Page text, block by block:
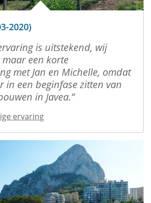
2020)
is uitstekend, wij
een korte
met Jan en Michelle, omdat
in een beginfase zitten van
in Javea.
ervaring